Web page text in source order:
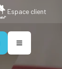
Espace client